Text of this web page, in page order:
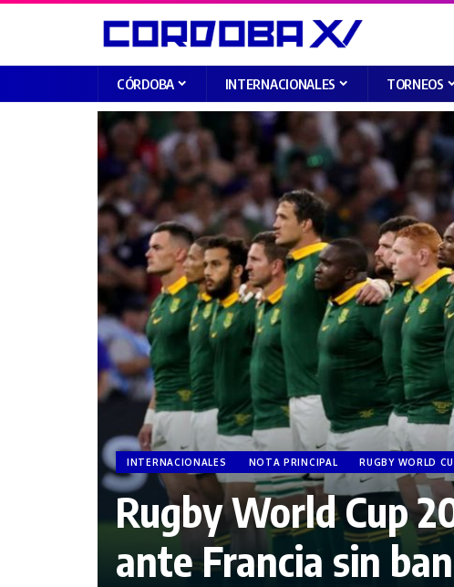
CÓRDOBA INTERNACIONALES TORNEOS
INTERNACIONALES NOTA PRINCIPAL RUGBY WORLD
Rugby World Cup
ante Francia sin